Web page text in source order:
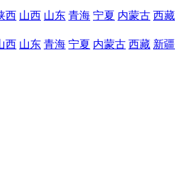
西 山西 山东 青海 宁夏 内蒙古 西藏
西 山东 青海 宁夏 内蒙古 西藏 新疆